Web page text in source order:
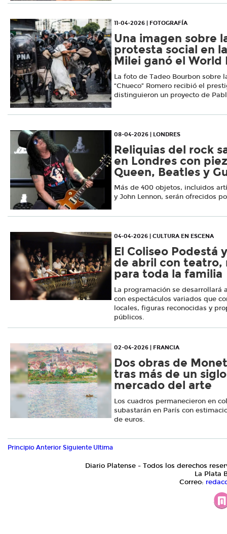
11-04-2026 | FOTOGRAFÍA
Una imagen sobre
protesta social en
Milei ganó el World
La foto de Tadeo Bourbon sobre
“Chueco” Romero recibió el
distinguieron un proyecto de
08-04-2026 | LONDRES
Reliquias del rock
en Londres con
Queen, Beatles y
Más de 400 objetos, incluidos
y John Lennon, serán ofrecidos
04-04-2026 | CULTURA EN ESCENA
El Coliseo Podestá
de abril con teatro,
para toda la familia
La programación se desarrollará
con espectáculos variados que
locales, figuras reconocidas y
públicos.
02-04-2026 | FRANCIA
Dos obras de
tras más de un
mercado del arte
Los cuadros permanecieron en
subastarán en París con
de euros.
Principio Anterior Siguiente Ultima
Diario Platense - Todos los derechos
La Plata
Correo: